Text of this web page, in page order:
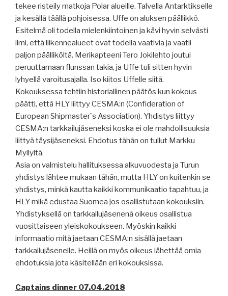
tekee risteily matkoja Polar alueille. Talvella Antarktikselle
ja kesällä täällä pohjoisessa. Uffe on aluksen päällikkö.
Esitelmä oli todella mielenkiintoinen ja kävi hyvin selvästi
ilmi, että liikennealueet ovat todella vaativia ja vaatii
paljon päälliköltä. Merikapteeni Tero Jokilehto joutui
peruuttamaan flunssan takia, ja Uffe tuli sitten hyvin
lyhyellä varoitusajalla. Iso kiitos Uffelle siitä.
Kokouksessa tehtiin historiallinen päätös kun kokous
päätti, että HLY liittyy CESMA:n (Confideration of
European Shipmaster`s Association). Yhdistys liittyy
CESMA:n tarkkailujäseneksi koska ei ole mahdollisuuksia
liittyä täysijäseneksi. Ehdotus tähän on tullut Markku
Myllyltä.
Asia on valmistelu hallituksessa alkuvuodesta ja Turun
yhdistys lähtee mukaan tähän, mutta HLY on kuitenkin se
yhdistys, minkä kautta kaikki kommunikaatio tapahtuu, ja
HLY mikä edustaa Suomea jos osallistutaan kokouksiin.
Yhdistyksellä on tarkkailujäsenenä oikeus osallistua
vuosittaiseen yleiskokoukseen. Myöskin kaikki
informaatio mitä jaetaan CESMA:n sisällä jaetaan
tarkkailujäsenelle. Heillä on myös oikeus lähettää omia
ehdotuksia jota käsitellään eri kokouksissa.
Captains dinner 07.04.2018